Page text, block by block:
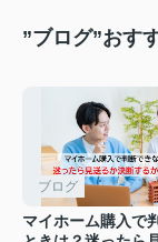
”ブログ”おす
ブログ
マイホーム購入で